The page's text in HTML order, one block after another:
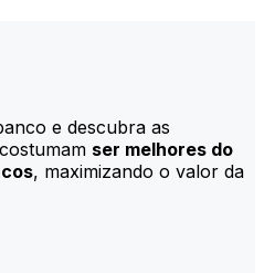
e descubra as
ser melhores do
, maximizando o valor da